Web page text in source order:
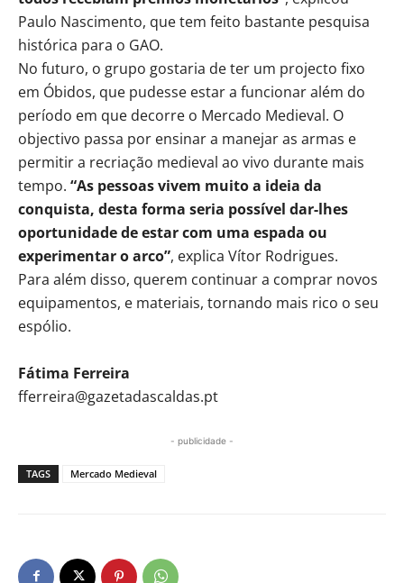
Paulo Nascimento, que tem feito bastante pesquisa
histórica para o GAO.
No futuro, o grupo gostaria de ter um projecto fixo
em Óbidos, que pudesse estar a funcionar além do
período em que decorre o Mercado Medieval. O
objectivo passa por ensinar a manejar as armas e
permitir a recriação medieval ao vivo durante mais
tempo. “As pessoas vivem muito a ideia da
conquista, desta forma seria possível dar-lhes
oportunidade de estar com uma espada ou
experimentar o arco”, explica Vítor Rodrigues.
Para além disso, querem continuar a comprar novos
equipamentos, e materiais, tornando mais rico o seu
espólio.
Fátima Ferreira
fferreira@gazetadascaldas.pt
- publicidade -
TAGS Mercado Medieval